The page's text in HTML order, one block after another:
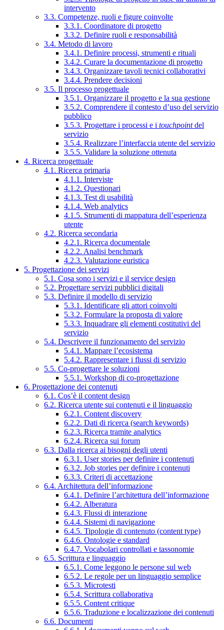
intervento
3.3. Competenze, ruoli e figure coinvolte
3.3.1. Coordinatore di progetto
3.3.2. Definire ruoli e responsabilità
3.4. Metodo di lavoro
3.4.1. Definire processi, strumenti e rituali
3.4.2. Curare la documentazione di progetto
3.4.3. Organizzare tavoli tecnici collaborativi
3.4.4. Prendere decisioni
3.5. Il processo progettuale
3.5.1. Organizzare il progetto e la sua gestione
3.5.2. Comprendere il contesto d’uso del servizio
pubblico
3.5.3. Progettare i processi e i touchpointdel
servizio
3.5.4. Realizzare l’interfaccia utente del servizio
3.5.5. Validare la soluzione ottenuta
4. Ricerca progettuale
4.1. Ricerca primaria
4.1.1. Interviste
4.1.2. Questionari
4.1.3. Test di usabilità
4.1.4. Web analytics
4.1.5. Strumenti di mappatura dell’esperienza
utente
4.2. Ricerca secondaria
4.2.1. Ricerca documentale
4.2.2. Analisi benchmark
4.2.3. Valutazione euristica
5. Progettazione dei servizi
5.1. Cosa sono i servizi e il service design
5.2. Progettare servizi pubblici digitali
5.3. Definire il modello di servizio
5.3.1. Identificare gli attori coinvolti
5.3.2. Formulare la proposta di valore
5.3.3. Inquadrare gli elementi costitutivi del
servizio
5.4. Descrivere il funzionamento del servizio
5.4.1. Mappare l’ecosistema
5.4.2. Rappresentare i flussi di servizio
5.5. Co-progettare le soluzioni
5.5.1. Workshop di co-progettazione
6. Progettazione dei contenuti
6.1. Cos’è il content design
6.2. Ricerca utente sui contenuti e il linguaggio
6.2.1. Content discovery
6.2.2. Dati di ricerca (search keywords)
6.2.3. Ricerca tramite analytics
6.2.4. Ricerca sui forum
6.3. Dalla ricerca ai bisogni degli utenti
6.3.1. User stories per definire i contenuti
6.3.2. Job stories per definire i contenuti
6.3.3. Criteri di accettazione
6.4. Architettura dell’informazione
6.4.1. Definire l’architettura dell’informazione
6.4.2. Alberatura
6.4.3. Flussi di interazione
6.4.4. Sistemi di navigazione
6.4.5. Tipologie di contenuto (content type)
6.4.6. Ontologie e standard
6.4.7. Vocabolari controllati e tassonomie
6.5. Scrittura e linguaggio
6.5.1. Come leggono le persone sul web
6.5.2. Le regole per un linguaggio semplice
6.5.3. Microtesti
6.5.4. Scrittura collaborativa
6.5.5. Content critique
6.5.6. Traduzione e localizzazione dei contenuti
6.6. Documenti